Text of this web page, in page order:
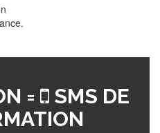
=
SMS DE